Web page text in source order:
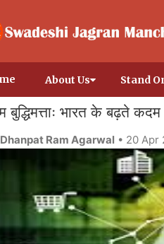
About Us Stand
बुद्धिमत्ताः भारत के बढ़ते कदम
Dhanpat Ram Agarwal • 20 Apr